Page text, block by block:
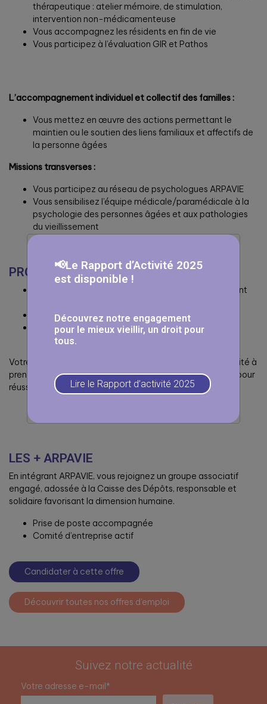
thérapeutique : atelier mémoire, de stimulation,
intervention non-médicamenteuse
Vous accompagnez les résidents en fin de vie
Vous participez à l’évaluation GIR et Pathos
L’accompagnement individuel et collectif des familles :
Vous mettez en œuvre des actions permettant le
maintien ou le soutien des liens familiaux et affectifs de
la personne âgées
Missions transverses :
Vous participez au réseau de psychologues ARPAVIE
Vous sensibilisez l’équipe médicale/paramédicale à la
psychologie des personnes âgées et aux pathologies
du vieillissement
PROFIL RECHERCHÉ
Diplômé(e) d’un Master 2 en Psychologie, idéalement
Expérience auprès de personnes âgées
Bonne connaissance des pathologies liées au
vieillissement.
Votre discrétion, le respect de la confidentialité, la capacité à
prendre du recul et à travailler en équipe sont des atouts pour
réussir dans ce poste
LES + ARPAVIE
En intégrant ARPAVIE, vous rejoignez un groupe associatif
engagé, adossée à la Caisse des Dépôts, responsable et
solidaire favorisant la dimension humaine.
Prise de poste accompagnée
Comité d’entreprise actif
Candidater à cette offre
Découvrir toutes nos offres d’emploi
Suivez notre actualité
Votre adresse e-mail*
📢Le Rapport d’Activité 2025
est disponible !
Découvrez notre engagement
pour le mieux vieillir, un droit pour
tous.
Lire le Rapport d’activité 2025